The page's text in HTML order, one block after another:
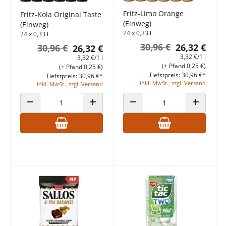
Fritz-Kola Original Taste
(Einweg)
24 x 0,33 l
26,32 €
30,96 €
3,32 €/1 l
inkl. MwSt., zzgl. Versand
(+ Pfand 0,25 €)
Tiefstpreis: 30,96 €*
ANZAHL VERRINGERN ANZAHL ERHÖHEN
Fritz-Limo Orange
(Einweg)
24 x 0,33 l
26,32 €
30,96 €
3,32 €/1 l
inkl. MwSt., zzgl. Versand
(+ Pfand 0,25 €)
Tiefstpreis: 30,96 €*
ANZAHL VERRINGERN ANZAHL